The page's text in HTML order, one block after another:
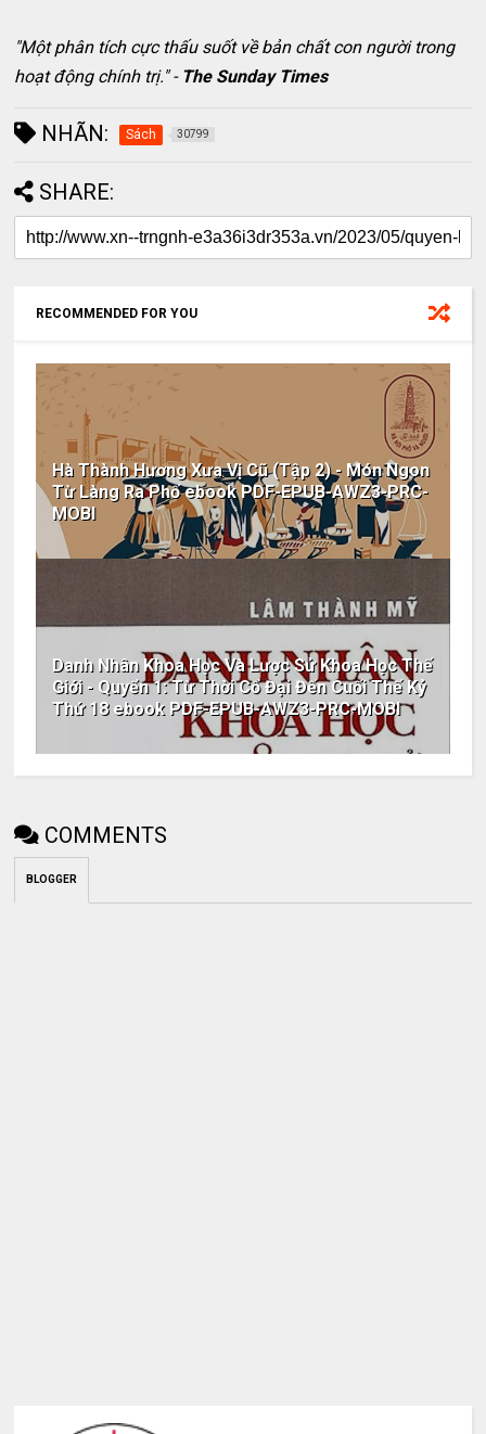
"Một phân tích cực thấu suốt về bản chất con người trong
hoạt động chính trị." - The Sunday Times
NHÃN: Sách 30799
SHARE:
RECOMMENDED FOR YOU
Hà Thành Hương Xưa Vị Cũ (Tập 2) - Món Ngon
Từ Làng Ra Phố ebook PDF-EPUB-AWZ3-PRC-
MOBI
Danh Nhân Khoa Học Và Lược Sử Khoa Học Thế
Giới - Quyển 1: Từ Thời Cổ Đại Đến Cuối Thế Kỷ
Thứ 18 ebook PDF-EPUB-AWZ3-PRC-MOBI
COMMENTS
BLOGGER